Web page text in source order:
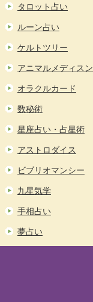
タロット占い
ルーン占い
ケルトツリー
アニマルメディスン
オラクルカード
数秘術
星座占い・占星術
アストロダイス
ビブリオマンシー
九星気学
手相占い
夢占い